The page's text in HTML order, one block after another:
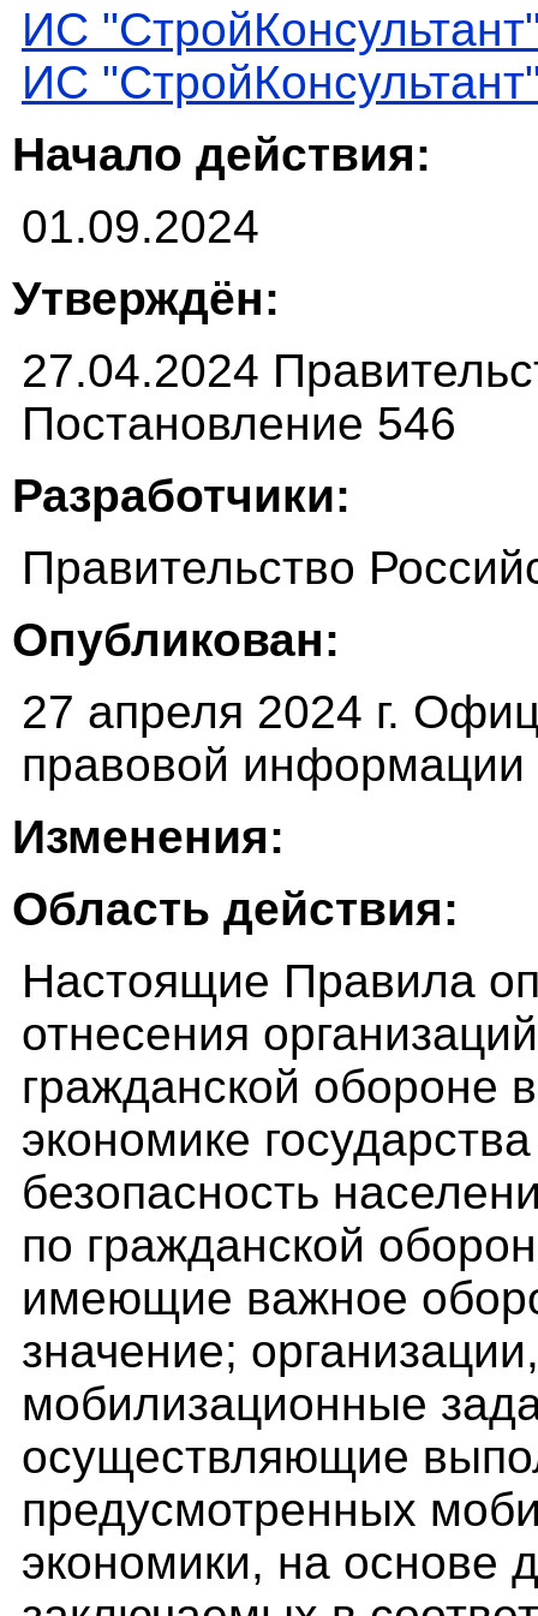
ИС
ИС
Начало действия:
01.09.2024
Утверждён:
27.04.2024
Постановление 546
Разработчики:
Правительство
Опубликован:
27 апреля 2024 г.
правовой информации
Изменения:
Область действия:
Настоящие Правила
отнесения
гражданской обороне
экономике
безопасность
по гражданской
имеющие важное
значение;
мобилизационные
осуществляющие
предусмотренных
экономики, на основе